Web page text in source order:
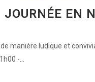
EN
manière ludique et
-...